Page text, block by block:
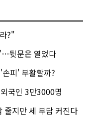
?"
뒷문은 열었다
피' 부활할까?
국인 3만3000명
줄지만 세 부담 커진다